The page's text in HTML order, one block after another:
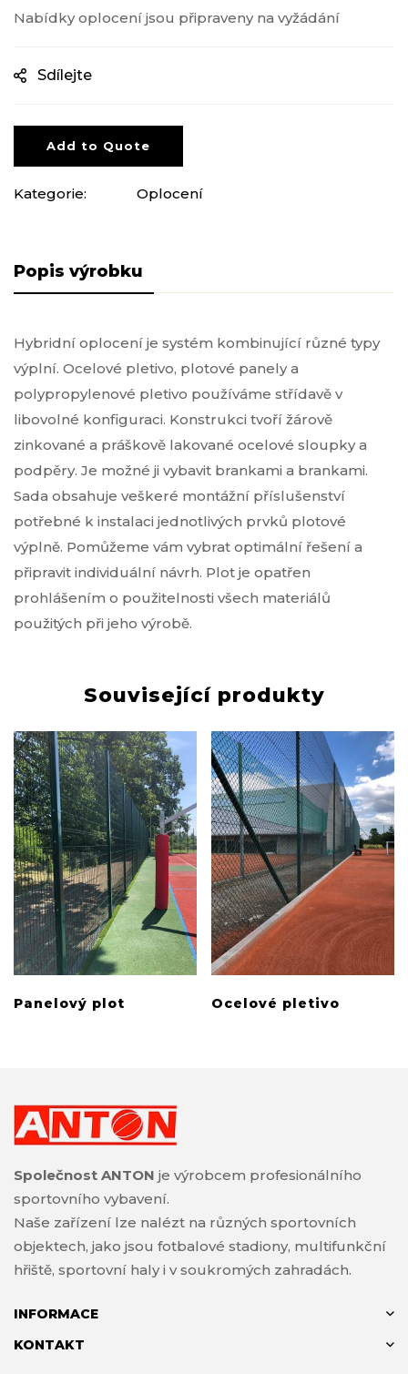
Nabídky oplocení jsou připraveny na vyžádání
Sdílejte
Add to Quote
Kategorie: Oplocení
Popis produktu
Hybridní oplocení je systém kombinující různé typy
výplní. Ocelové pletivo, plotové panely a
polypropylenové pletivo používáme střídavě v
libovolné konfiguraci. Konstrukci tvoří žárově
zinkované a práškově lakované ocelové sloupky a
podpěry. Je možné ji vybavit brankami a brankami.
Sada obsahuje veškeré montážní příslušenství
potřebné k instalaci jednotlivých prvků plotové
výplně. Pomůžeme vám vybrat optimální řešení a
připravit individuální návrh. Plot je opatřen
prohlášením o použitelnosti všech materiálů
použitých při jeho výrobě.
Související produkty
Panelový plot Ocelové pletivo
Společnost ANTON je výrobcem profesionálního
sportovního vybavení.
Naše zařízení lze nalézt na různých sportovních
objektech, jako jsou fotbalové stadiony, multifunkční
hřiště, sportovní haly i v soukromých zahradách.
INFORMACE
KONTAKT